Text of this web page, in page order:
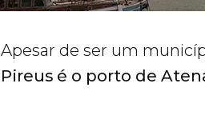
Apesar de ser um
Pireus é o porto de